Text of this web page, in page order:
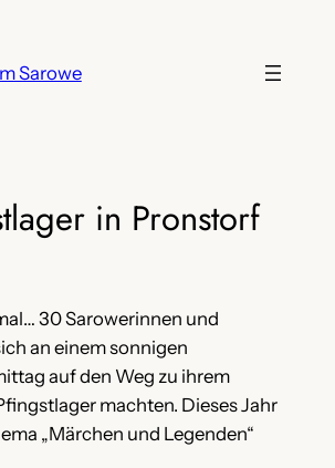
Sarowe
in Pronstorf
30 Sarowerinnen und
an einem sonnigen
auf den Weg zu ihrem
machten. Dieses Jahr
„Märchen und Legenden“